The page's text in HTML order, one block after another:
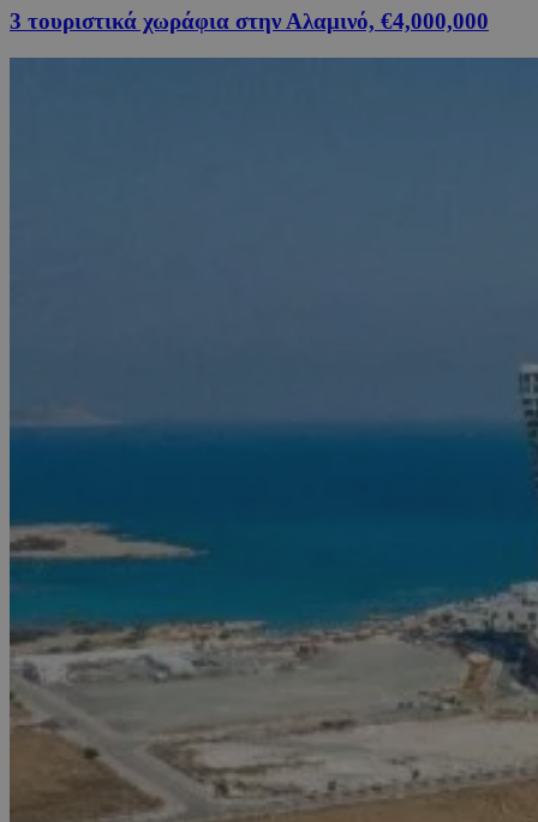
3 τουριστικά χωράφια στην Αλαμινό, €4,000,000